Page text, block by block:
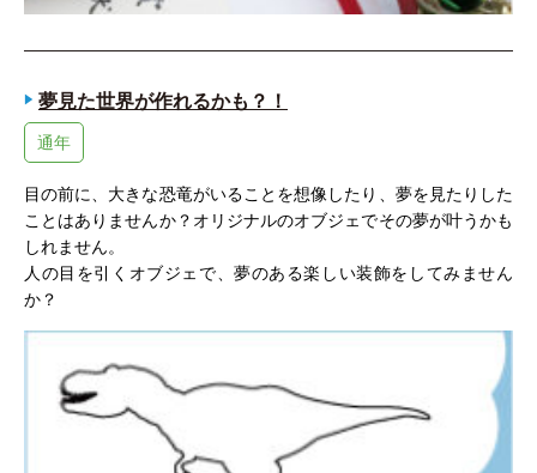
夢見た世界が作れるかも？！
通年
目の前に、大きな恐竜がいることを想像したり、夢を見たりした
ことはありませんか？オリジナルのオブジェでその夢が叶うかも
しれません。
人の目を引くオブジェで、夢のある楽しい装飾をしてみません
か？